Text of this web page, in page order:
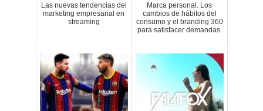
Las nuevas tendencias del
marketing empresarial en
streaming
Marca personal. Los
cambios de hábitos del
consumo y el branding 360
para satisfacer demandas.